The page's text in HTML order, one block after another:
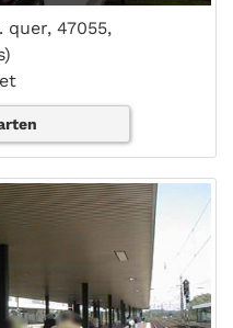
quer, 47055,